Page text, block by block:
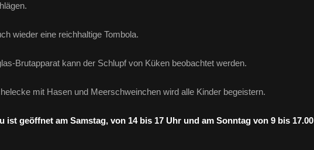
wieder eine reichhaltige Tombola.
Brutapparat kann der Schlupf von Küken beobachtet werden.
mit Hasen und Meerschweinchen wird alle Kinder begeistern.
ist geöffnet am Samstag, von 14 bis 17 Uhr und am Sonntag von 9 bis 17.00